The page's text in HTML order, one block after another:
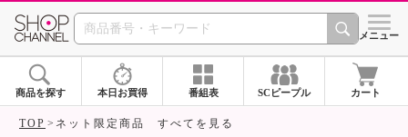
SHOP CHANNEL ショッ
メニュー
商品を探す 本日お買得 番組表 SCピープル カート
TOP ネット限定商品 すべてを見る